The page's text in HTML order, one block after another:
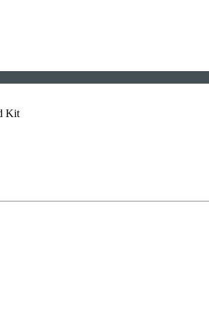
Kit